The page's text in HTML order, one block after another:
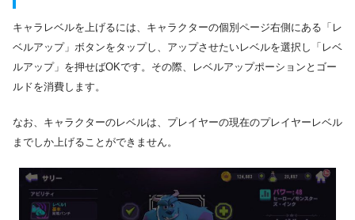
キャラレベルを上げるには、キャラクターの個別ページ右側にある「レ
ベルアップ」ボタンをタップし、アップさせたいレベルを選択し「レベ
ルアップ」を押せばOKです。その際、レベルアップポーションとゴー
ルドを消費します。
なお、キャラクターのレベルは、プレイヤーの現在のプレイヤーレベル
までしか上げることができません。